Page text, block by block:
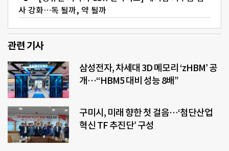
사 강화…독 될까, 약 될까
관련 기사
삼성전자, 차세대 3D 메모리 ‘zHBM’ 공
개…“HBM5 대비 성능 8배”
구미시, 미래 향한 첫 걸음…‘첨단산업
혁신 TF 추진단’ 구성